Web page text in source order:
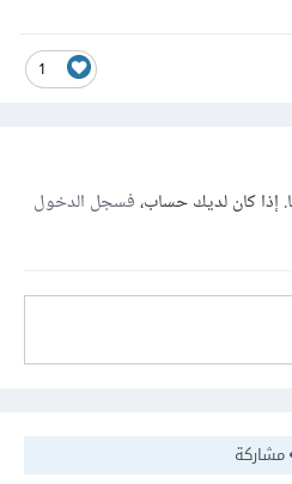
1
إذا كان لديك حساب،فسجل الدخول